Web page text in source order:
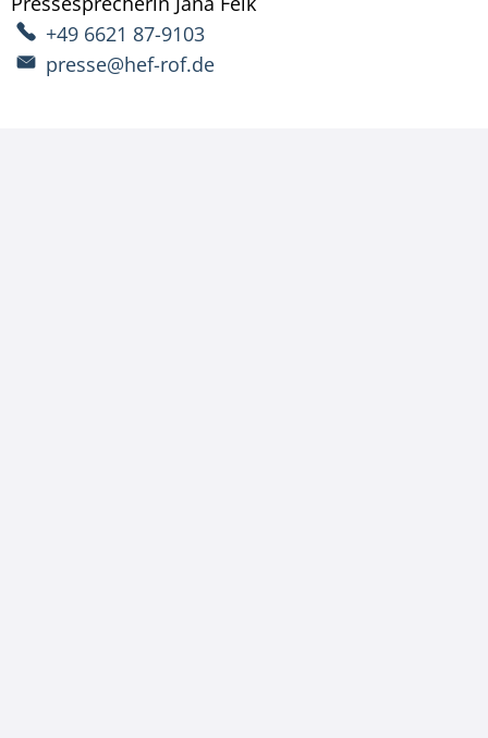
+49 6621 87-9103
presse@hef-rof.de